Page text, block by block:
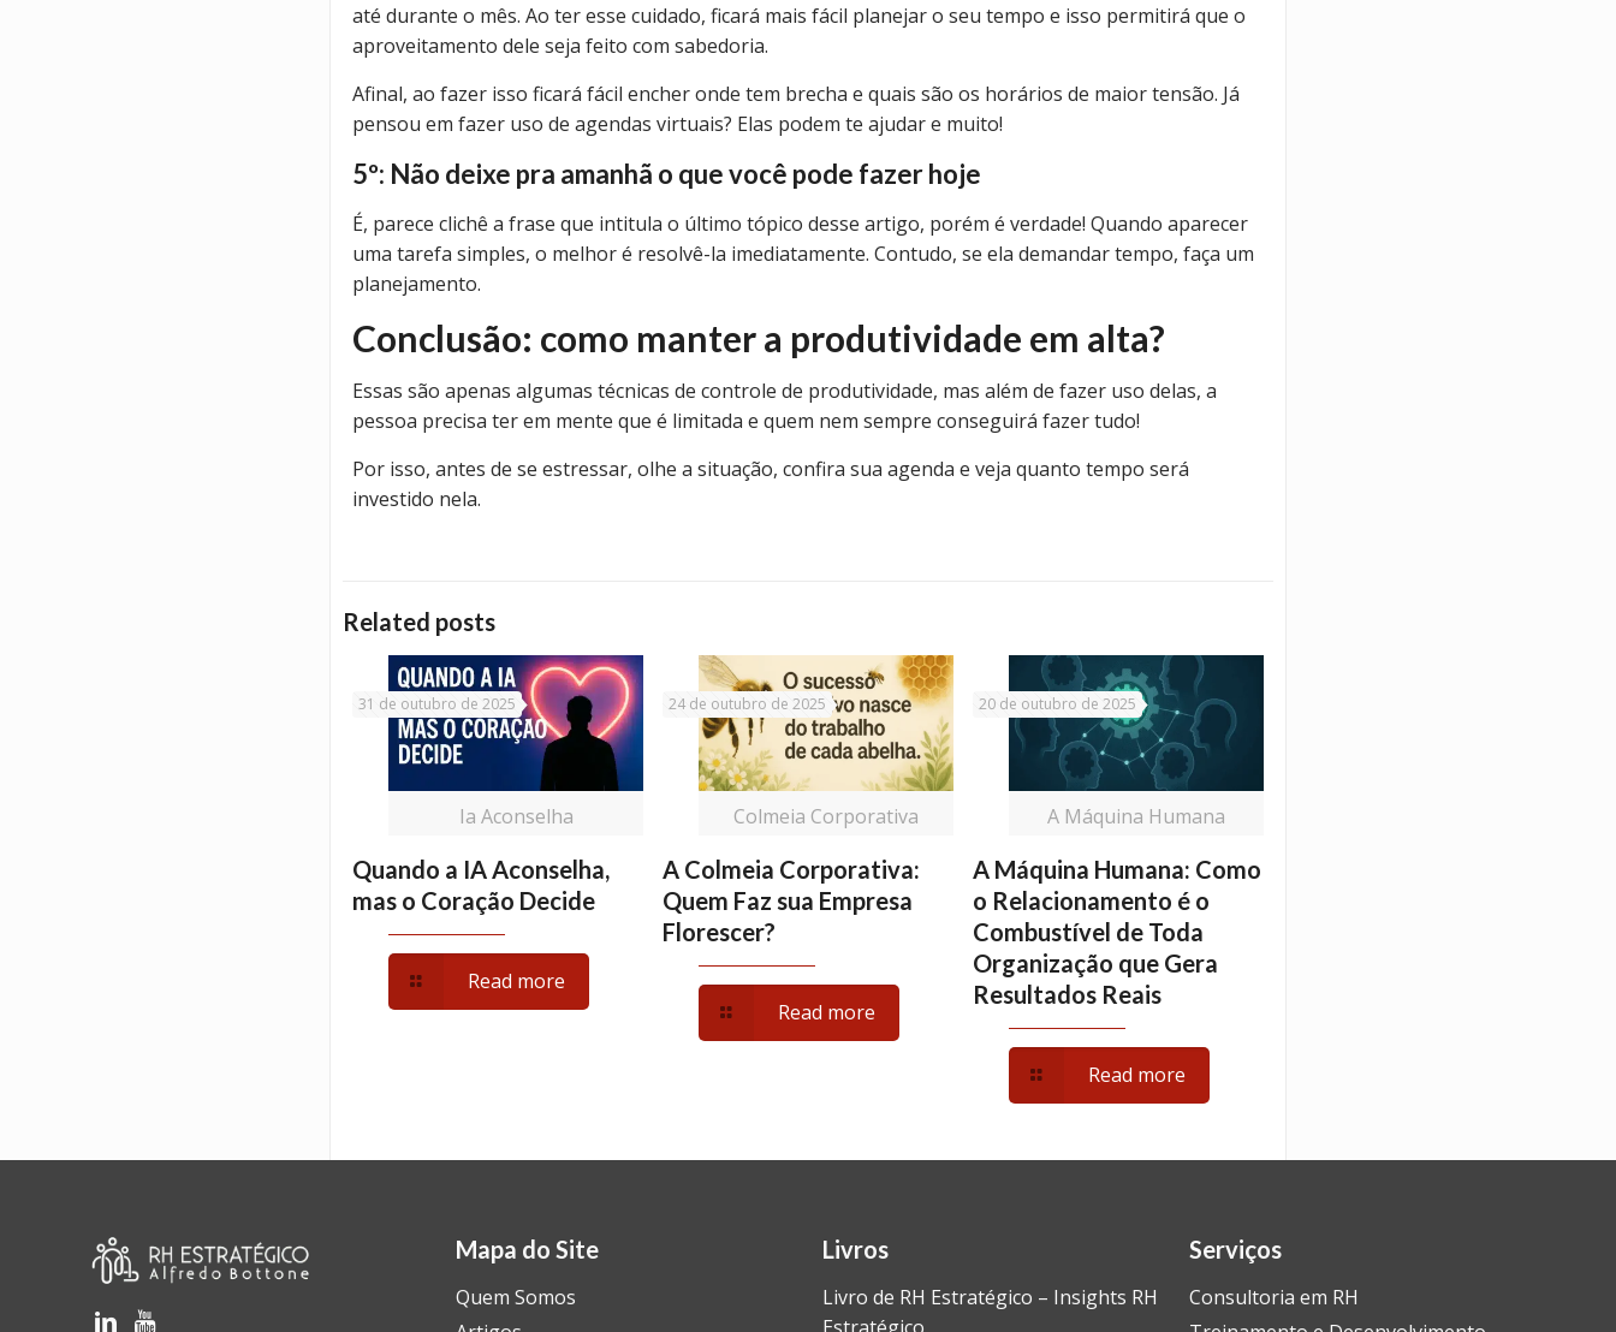
até durante o mês. Ao ter esse cuidado, ficará mais fácil planejar o seu tempo e isso permitirá que o
aproveitamento dele seja feito com sabedoria.
Afinal, ao fazer isso ficará fácil encher onde tem brecha e quais são os horários de maior tensão. Já
pensou em fazer uso de agendas virtuais? Elas podem te ajudar e muito!
5º: Não deixe pra amanhã o que você pode fazer hoje
É, parece clichê a frase que intitula o último tópico desse artigo, porém é verdade! Quando aparecer
uma tarefa simples, o melhor é resolvê-la imediatamente. Contudo, se ela demandar tempo, faça um
planejamento.
Conclusão: como manter a produtividade em alta?
Essas são apenas algumas técnicas de controle de produtividade, mas além de fazer uso delas, a
pessoa precisa ter em mente que é limitada e quem nem sempre conseguirá fazer tudo!
Por isso, antes de se estressar, olhe a situação, confira sua agenda e veja quanto tempo será
investido nela.
Related posts
Ia Aconselha
31 de outubro de 2025
Quando a IA Aconselha,
mas o Coração Decide
Read more
Colmeia Corporativa
24 de outubro de 2025
A Colmeia Corporativa:
Quem Faz sua Empresa
Florescer?
Read more
A Máquina Humana
20 de outubro de 2025
A Máquina Humana: Como
o Relacionamento é o
Combustível de Toda
Organização que Gera
Resultados Reais
Read more
Mapa do Site
Quem Somos
Livros
Livro de RH Estratégico – Insights RH
Serviços
Consultoria em RH